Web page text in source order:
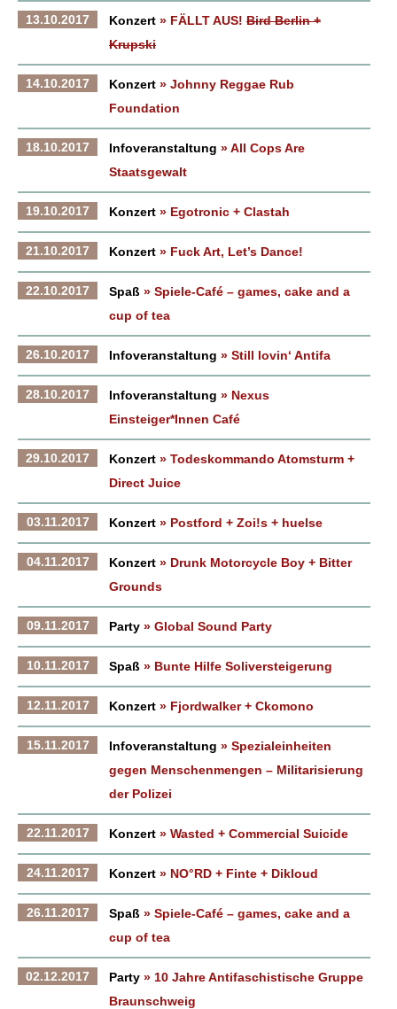
13.10.2017 Konzert » FÄLLT AUS! Bird Berlin +
Krupski
14.10.2017 Konzert » Johnny Reggae Rub
Foundation
18.10.2017 Infoveranstaltung » All Cops Are
Staatsgewalt
19.10.2017 Konzert » Egotronic + Clastah
21.10.2017 Konzert » Fuck Art, Let’s Dance!
22.10.2017 Spaß » Spiele-Café – games, cake and a
cup of tea
26.10.2017 Infoveranstaltung » Still lovin‘ Antifa
28.10.2017 Infoveranstaltung » Nexus
Einsteiger*Innen Café
29.10.2017 Konzert » Todeskommando Atomsturm +
Direct Juice
03.11.2017 Konzert » Postford + Zoi!s + huelse
04.11.2017 Konzert » Drunk Motorcycle Boy + Bitter
Grounds
09.11.2017 Party » Global Sound Party
10.11.2017 Spaß » Bunte Hilfe Soliversteigerung
12.11.2017 Konzert » Fjordwalker + Ckomono
15.11.2017 Infoveranstaltung » Spezialeinheiten
gegen Menschenmengen – Militarisierung
der Polizei
22.11.2017 Konzert » Wasted + Commercial Suicide
24.11.2017 Konzert » NO°RD + Finte + Dikloud
26.11.2017 Spaß » Spiele-Café – games, cake and a
cup of tea
02.12.2017 Party » 10 Jahre Antifaschistische Gruppe
Braunschweig